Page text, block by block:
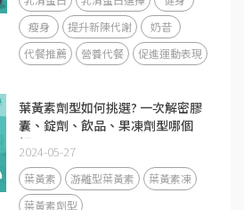
瘦身
提升新陳代謝
奶昔
代餐推薦
營養代餐 促進運動表現
葉黃素劑型如何挑選? 一次解密膠
囊、錠劑、飲品、果凍劑型哪個
好?
2024-05-27
葉黃素 游離型葉黃素
葉黃素凍
葉黃素劑型